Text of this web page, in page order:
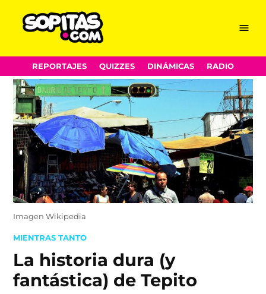
Skip
to
content
Menu
REPORTAJES QUIZZES DINÁMICAS RADIO
Imagen Wikipedia
POSTED
MIENTRAS TANTO
La historia dura (y
fantástica) de Tepito